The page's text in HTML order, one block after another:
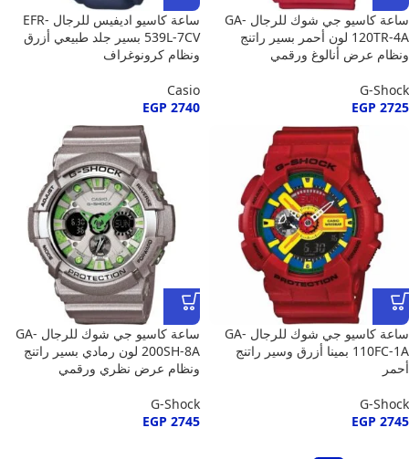
ساعة كاسيو جي شوك للرجال GA-
120TR-4A لون أحمر بسير راتنج
ونظام عرض أنالوغ ورقمي
G-Shock
EGP 2725
ساعة كاسيو اديفيس للرجال EFR-
539L-7CV بسير جلد طبيعي أزرق
ونظام كرونوغراف
Casio
EGP 2740
ساعة كاسيو جي شوك للرجال GA-
110FC-1A بمينا أزرق وسير راتنج
أحمر
G-Shock
EGP 2745
ساعة كاسيو جي شوك للرجال GA-
200SH-8A لون رمادي بسير راتنج
ونظام عرض نظري ورقمي
G-Shock
EGP 2745